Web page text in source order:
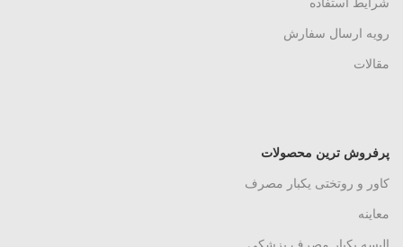
شرایط استفاده
رویه ارسال سفارش
مقالات
پرفروش ترین محصولات
کاور و روتختی یکبار مصرف
معاینه